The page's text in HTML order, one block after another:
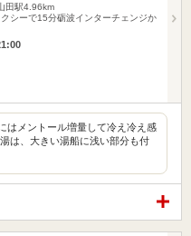
田駅4.96km
シーで15分砺波インターチェンジか
はメントール増量して冷え冷え感
は、大きい湯船に浅い部分も付